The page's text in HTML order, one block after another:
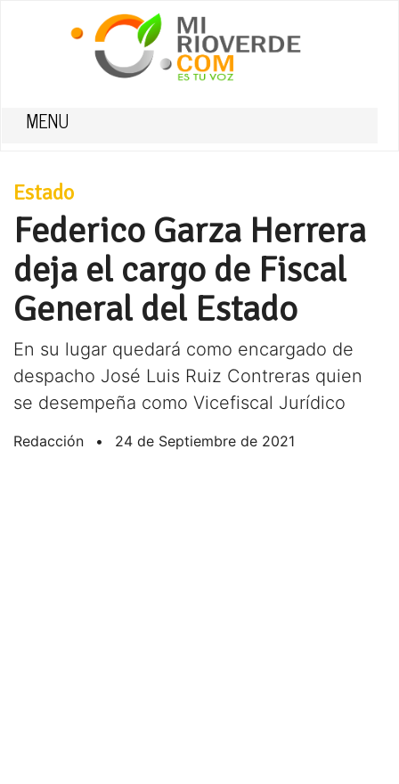
MENU
Estado
Federico Garza Herrera
deja el cargo de Fiscal
General del Estado
En su lugar quedará como encargado de
despacho José Luis Ruiz Contreras quien
se desempeña como Vicefiscal Jurídico
Redacción • 24 de Septiembre de 2021